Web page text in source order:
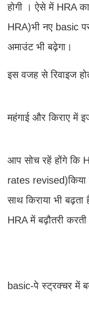
होगी । ऐसे में HRA
HRA)भी नए basic
अमाउंट भी बढ़ेगा।
इस वजह से रिवाइज
महंगाई और किराए में
आप सोच रहें होंगे कि
rates revised)किया
साथ किराया भी
HRA में बढ़ौतरी करती
basic-पे स्ट्रक्चर में